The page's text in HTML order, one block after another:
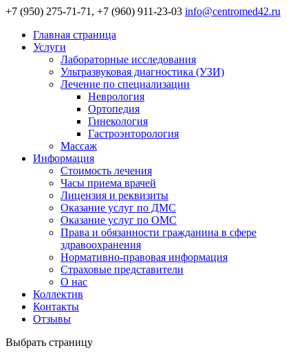
+7 (950) 275-71-71, +7 (960) 911-23-03 info@centromed42.ru
Главная страница
Услуги
Лабораторные исследования
Ультразвуковая диагностика (УЗИ)
Лечение по специализации
Неврология
Ортопедия
Гинекология
Гастроэнторология
Массаж
Информация
Стоимость лечения
Часы приема врачей
Лицензия и реквизиты
Оказание услуг по ДМС
Оказание услуг по ОМС
Права и обязанности гражданина в сфере
здравоохранения
Нормативно-правовая информация
Страховые представители
О нас
Коллектив
Контакты
Отзывы
Выбрать страницу